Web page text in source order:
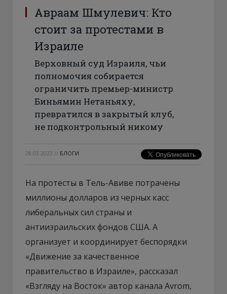
Авраам Шмулевич: Кто
стоит за протестами в
Израиле
Верховный суд Израиля, чьи
полномочия собирается
ограничить премьер-министр
Биньямин Нетаньяху,
превратился в закрытый клуб,
не подконтрольный никому
28.03.2023 // БЛОГИ
На протесты в Тель-Авиве потрачены
миллионы долларов из черных касс
либеральных сил страны и
антиизраильских фондов США. А
организует и координирует беспорядки
«Движение за качественное
правительство в Израиле», рассказал
«Взгляду на Восток» автор канала Avrom,